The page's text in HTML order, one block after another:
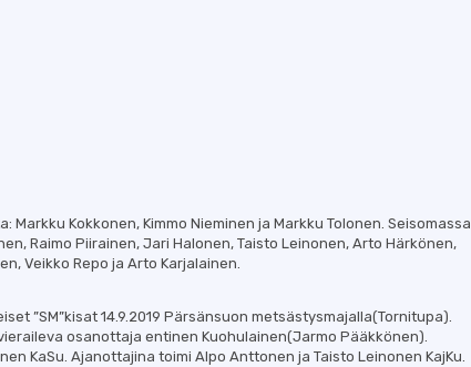
Markku Kokkonen, Kimmo Nieminen ja Markku Tolonen. Seisomassa
Raimo Piirainen, Jari Halonen, Taisto Leinonen, Arto Härkönen,
Veikko Repo ja Arto Karjalainen.
”SM”kisat 14.9.2019 Pärsänsuon metsästysmajalla(Tornitupa).
osanottaja entinen Kuohulainen(Jarmo Pääkkönen).
KaSu. Ajanottajina toimi Alpo Anttonen ja Taisto Leinonen KajKu.